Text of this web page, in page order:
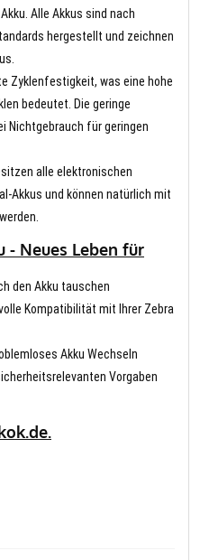
Alle Akkus sind nach
hergestellt und zeichnen
Zyklenfestigkeit, was eine hohe
bedeutet. Die geringe
Nichtgebrauch für geringen
alle elektronischen
Akkus und können natürlich mit
- Neues Leben für
den Akku tauschen
Kompatibilität mit Ihrer Zebra
Akku Wechseln
Vorgaben